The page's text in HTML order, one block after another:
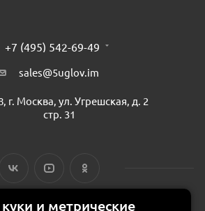
+7 (495) 542-69-49
sales@5uglov.im
г. Москва, ул. Угрешская, д. 2
стр. 31
и метрические